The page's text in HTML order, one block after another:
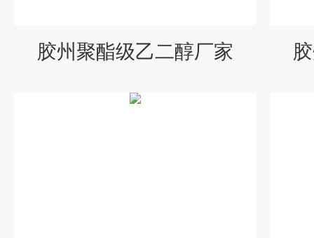
胶州聚酯级乙二醇厂家